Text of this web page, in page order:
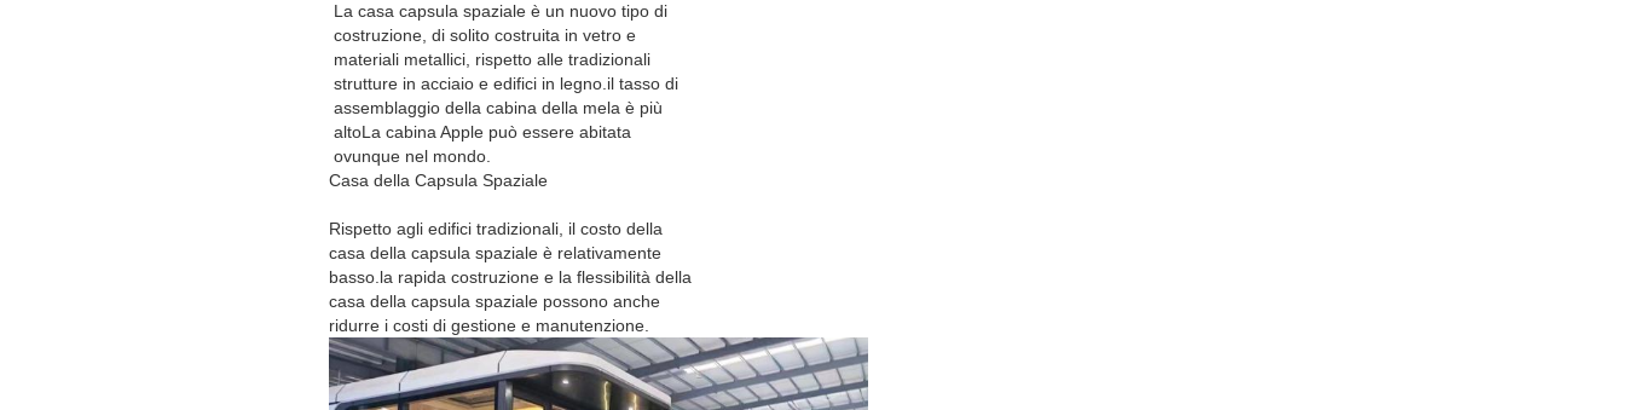
La casa capsula spaziale è un nuovo tipo di
costruzione, di solito costruita in vetro e
materiali metallici, rispetto alle tradizionali
strutture in acciaio e edifici in legno.il tasso di
assemblaggio della cabina della mela è più
altoLa cabina Apple può essere abitata
ovunque nel mondo.
Casa della Capsula Spaziale
Rispetto agli edifici tradizionali, il costo della
casa della capsula spaziale è relativamente
basso.la rapida costruzione e la flessibilità della
casa della capsula spaziale possono anche
ridurre i costi di gestione e manutenzione.